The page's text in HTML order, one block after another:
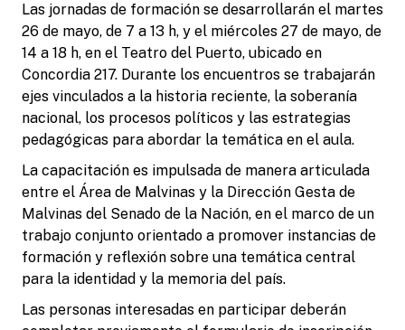
Las jornadas de formación se desarrollarán el martes
26 de mayo, de 7 a 13 h, y el miércoles 27 de mayo, de
14 a 18 h, en el Teatro del Puerto, ubicado en
Concordia 217. Durante los encuentros se trabajarán
ejes vinculados a la historia reciente, la soberanía
nacional, los procesos políticos y las estrategias
pedagógicas para abordar la temática en el aula.
La capacitación es impulsada de manera articulada
entre el Área de Malvinas y la Dirección Gesta de
Malvinas del Senado de la Nación, en el marco de un
trabajo conjunto orientado a promover instancias de
formación y reflexión sobre una temática central
para la identidad y la memoria del país.
Las personas interesadas en participar deberán